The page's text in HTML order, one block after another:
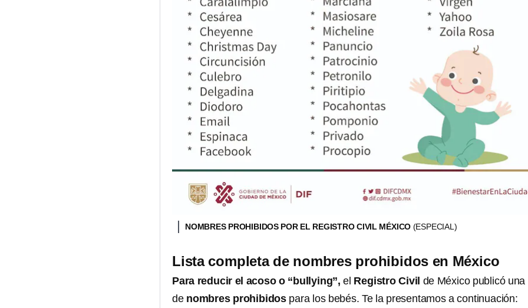
NOMBRES PROHIBIDOS POR EL REGISTRO CIVIL MÉXICO (ESPECIAL)
Lista completa de nombres prohibidos en México
Para reducir el acoso o “bullying”,el Registro Civil de México publicó una
de nombres prohibidos para los bebés. Te la presentamos a continuación: